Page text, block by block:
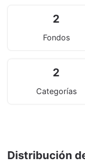
2
Fondos
2
Categorías
Distribución